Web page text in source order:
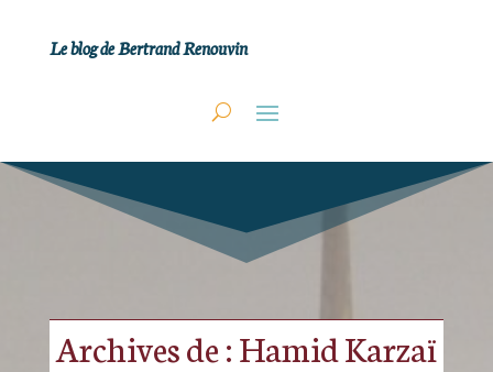
Le blog de Bertrand Renouvin
Archives de : Hamid Karzaï